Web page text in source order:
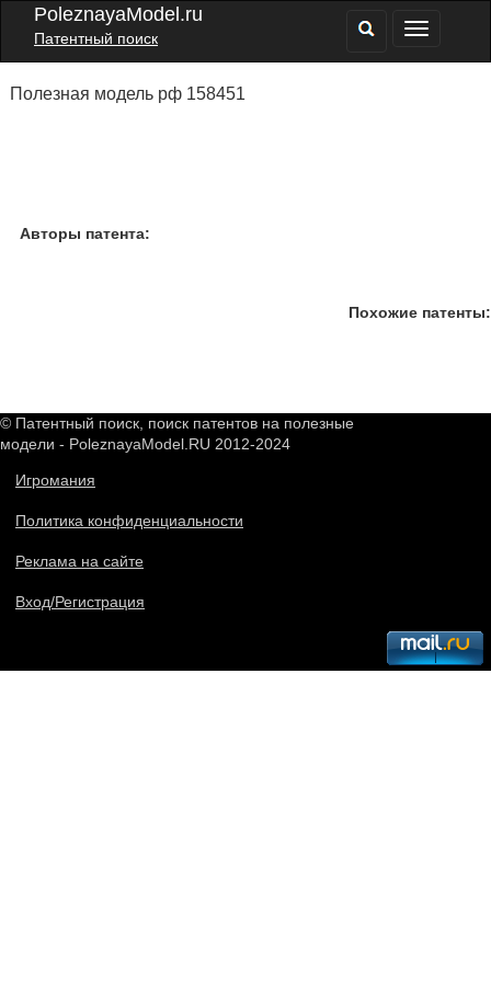
PoleznayaModel.ru
Патентный поиск
Полезная модель рф 158451
Авторы патента:
Похожие патенты:
© Патентный поиск, поиск патентов на полезные
модели - PoleznayaModel.RU 2012-2024
Игромания
Политика конфиденциальности
Реклама на сайте
Вход/Регистрация